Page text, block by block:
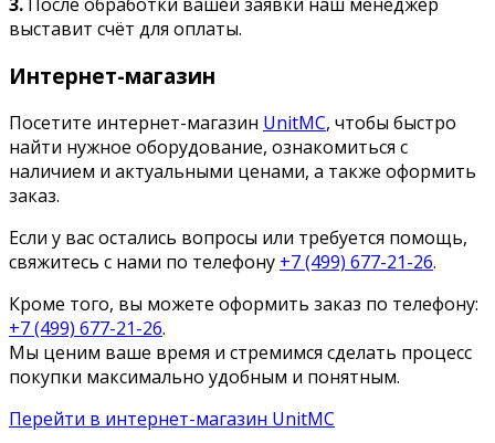
3. После обработки вашей заявки наш менеджер
выставит счёт для оплаты.
Интернет-магазин
Посетите интернет-магазин UnitMC, чтобы быстро
найти нужное оборудование, ознакомиться с
наличием и актуальными ценами, а также оформить
заказ.
Если у вас остались вопросы или требуется помощь,
свяжитесь с нами по телефону +7 (499) 677-21-26.
Кроме того, вы можете оформить заказ по телефону:
+7 (499) 677-21-26.
Мы ценим ваше время и стремимся сделать процесс
покупки максимально удобным и понятным.
Перейти в интернет-магазин UnitMC